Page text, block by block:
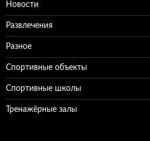
Новости
Развлечения
Разное
Спортивные объекты
Спортивные школы
Тренажёрные залы